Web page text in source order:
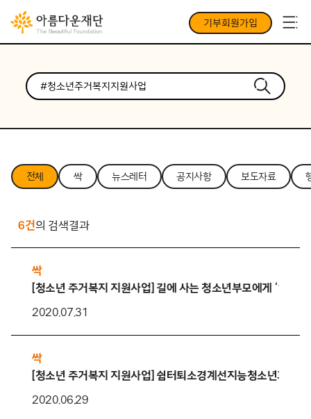
기부회원가입
전체 싹 뉴스레터 공지사항 보도자료
6건의 검색결과
싹
[청소년 주거복지 지원사업] 길에 사는 청소년부모에게 ‘119응
2020.07.31
싹
[청소년 주거복지 지원사업] 쉼터퇴소경계선지능청소년과 함
2020.06.29